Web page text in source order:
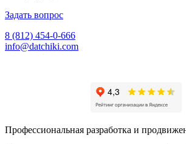
Задать вопрос
8 (812) 454-0-666
info@datchiki.com
Профессиональная разработка и